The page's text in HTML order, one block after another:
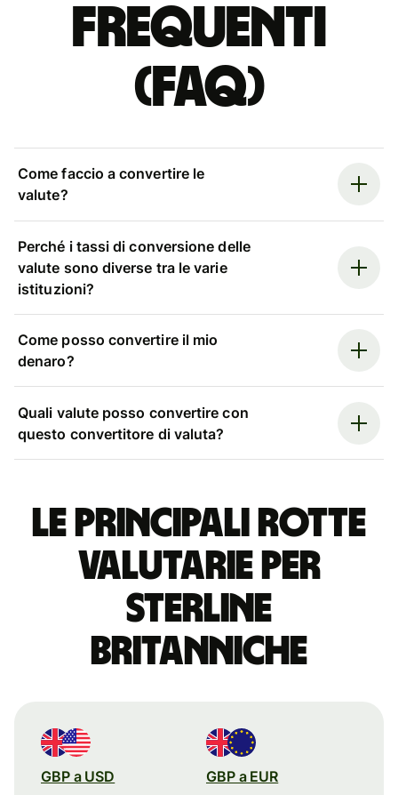
Frequenti
(FAQ)
Come faccio a convertire le
valute?
Perché i tassi di conversione delle
valute sono diverse tra le varie
istituzioni?
Come posso convertire il mio
denaro?
Quali valute posso convertire con
questo convertitore di valuta?
Le principali rotte
valutarie per
sterline
britanniche
GBP a USD GBP a EUR